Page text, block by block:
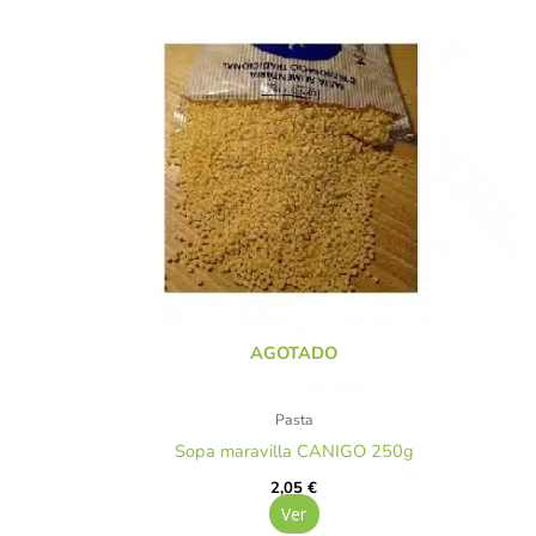
AGOTADO
Pasta
Sopa maravilla CANIGO 250g
2,05€
Ver